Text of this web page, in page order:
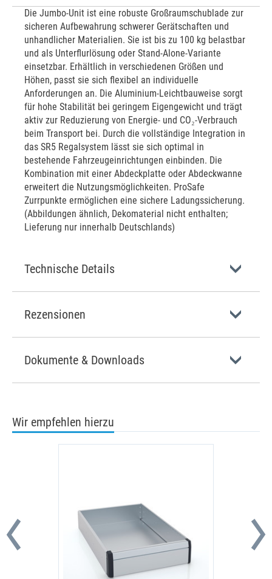
Die Jumbo-Unit ist eine robuste Großraumschublade zur
sicheren Aufbewahrung schwerer Gerätschaften und
unhandlicher Materialien. Sie ist bis zu 100 kg belastbar
und als Unterflurlösung oder Stand-Alone-Variante
einsetzbar. Erhältlich in verschiedenen Größen und
Höhen, passt sie sich flexibel an individuelle
Anforderungen an. Die Aluminium-Leichtbauweise sorgt
für hohe Stabilität bei geringem Eigengewicht und trägt
aktiv zur Reduzierung von Energie- und CO₂-Verbrauch
beim Transport bei. Durch die vollständige Integration in
das SR5 Regalsystem lässt sie sich optimal in
bestehende Fahrzeugeinrichtungen einbinden. Die
Kombination mit einer Abdeckplatte oder Abdeckwanne
erweitert die Nutzungsmöglichkeiten. ProSafe
Zurrpunkte ermöglichen eine sichere Ladungssicherung.
(Abbildungen ähnlich, Dekomaterial nicht enthalten;
Lieferung nur innerhalb Deutschlands)
Technische Details
Rezensionen
Dokumente & Downloads
Wir empfehlen hierzu